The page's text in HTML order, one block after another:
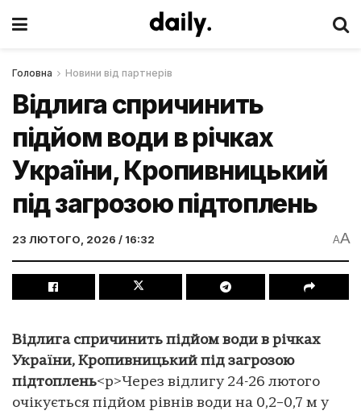
Головна Новини від партнерів
Відлига спричинить
підйом води в річках
України, Кропивницький
під загрозою підтоплень
23 ЛЮТОГО, 2026 / 16:32 AA
Відлига спричинить підйом води в річках
України, Кропивницький під загрозою
підтоплень<p>Через відлигу 24-26 лютого
очікується підйом рівнів води на 0,2–0,7 м у